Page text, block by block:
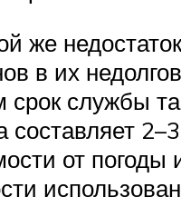
же
в их
срок службы
составляет
от погоды